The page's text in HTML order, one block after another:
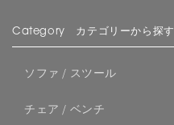
Category カテゴリーから探す
ソファ / スツール
チェア / ベンチ